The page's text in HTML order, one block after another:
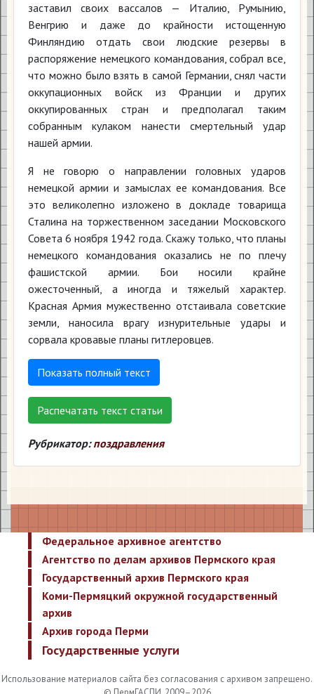
заставил своих вассалов — Италию, Румынию,
Венгрию и даже до крайности истощенную
Финляндию отдать свои людские резервы в
распоряжение немецкого командования, собрал все,
что можно было взять в самой Германии, снял части
оккупационных войск из Франции и других
оккупированных стран и предполагал таким
собранным кулаком нанести смертельный удар
нашей армии.
Я не говорю о направлении головных ударов
немецкой армии и замыслах ее командования. Все
это великолепно изложено в докладе товарища
Сталина на торжественном заседании Московского
Совета 6 ноября 1942 года. Скажу только, что планы
немецкого командования оказались не по плечу
фашистской армии. Бои носили крайне
ожесточенный, а иногда и тяжелый характер.
Красная Армия мужественно отстаивала советские
земли, наносила врагу изнурительные удары и
сорвала кровавые планы гитлеровцев.
Показать полный текст
Распечатать текст статьи
Рубрикатор: поздравления
Федеральное архивное агентство
Агентство по делам архивов Пермского края
Государственный архив Пермского края
Коми-Пермяцкий окружной государственный
архив
Архив города Перми
Государственные услуги
Использование материалов сайта без согласования с архивом запрещено.